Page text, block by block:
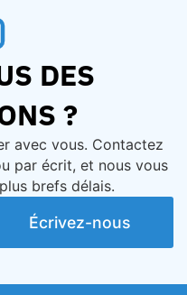
DES
?
avec vous. Contactez
par écrit, et nous vous
brefs délais.
Écrivez-nous